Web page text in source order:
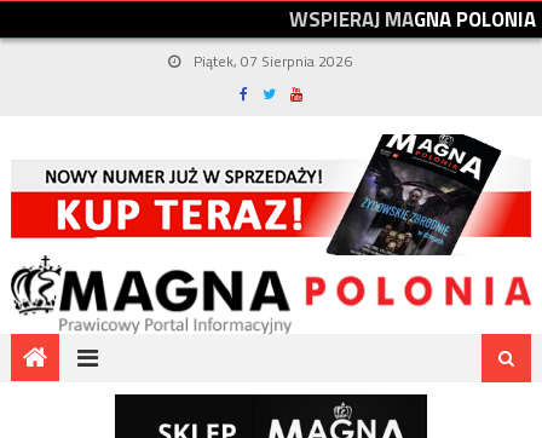
WSPIERAJMAGNAPOLONIA
Piątek, 07 Sierpnia 2026